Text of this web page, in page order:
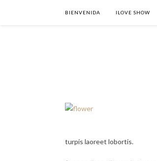
BIENVENIDA ILOVE SHOW
turpis laoreet lobortis.